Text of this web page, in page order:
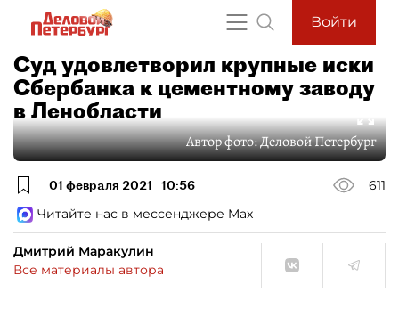
Войти
Суд удовлетворил крупные иски
Сбербанка к цементному заводу
в Ленобласти
Автор фото:Деловой Петербург
01 февраля 2021 10:56
611
Читайте нас в мессенджере Max
Дмитрий Маракулин
Все материалы автора